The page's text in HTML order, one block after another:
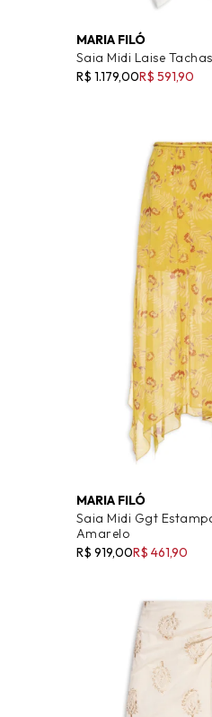
MARIA FILÓ
Saia Midi Laise
R$ 1.179,00R$ 591,90
MARIA FILÓ
Saia Midi Ggt
Amarelo
R$ 919,00R$ 461,90